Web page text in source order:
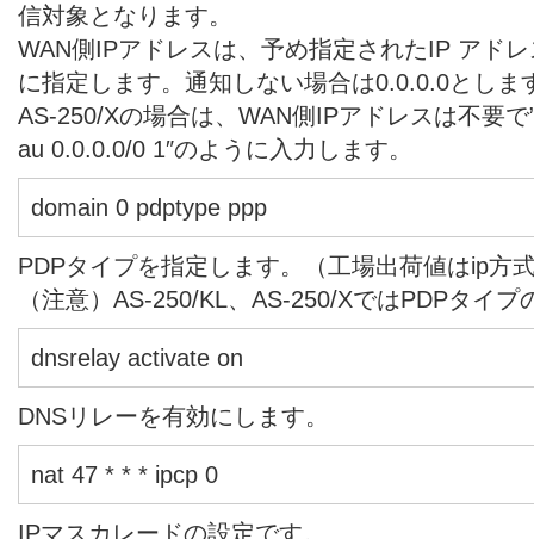
信対象となります。
WAN側IPアドレスは、予め指定されたIP アド
に指定します。通知しない場合は0.0.0.0としま
AS-250/Xの場合は、WAN側IPアドレスは不要
au 0.0.0.0/0 1″のように入力します。
domain 0 pdptype ppp
PDPタイプを指定します。（工場出荷値はip方
（注意）AS-250/KL、AS-250/XではPDPタイ
dnsrelay activate on
DNSリレーを有効にします。
nat 47 * * * ipcp 0
IPマスカレードの設定です。